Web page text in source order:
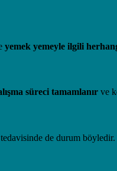
yemek yemeyle ilgili
süreci tamamlanır ve
de durum